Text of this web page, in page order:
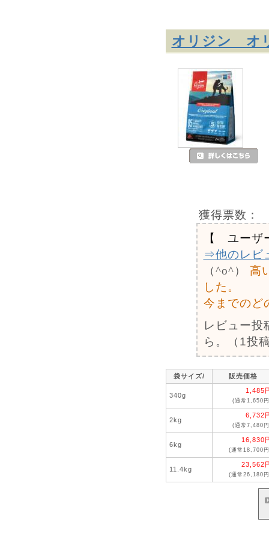
オリジン オ
獲得票数：
【 ユーザ
⇒他のレビ
（^o^）
高
した。
今までのど
レビュー投
ら。（1投
袋サイズ/ 販売価格
340g
1,485
(通常1,650
2kg
6,732
(通常7,480
6kg
16,830
(通常18,700
11.4kg
23,562
(通常26,180